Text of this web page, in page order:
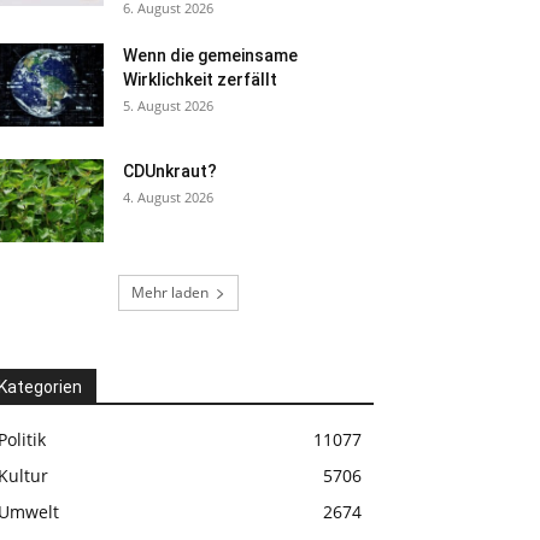
6. August 2026
Wenn die gemeinsame
Wirklichkeit zerfällt
5. August 2026
CDUnkraut?
4. August 2026
Mehr laden
11077
5706
2674